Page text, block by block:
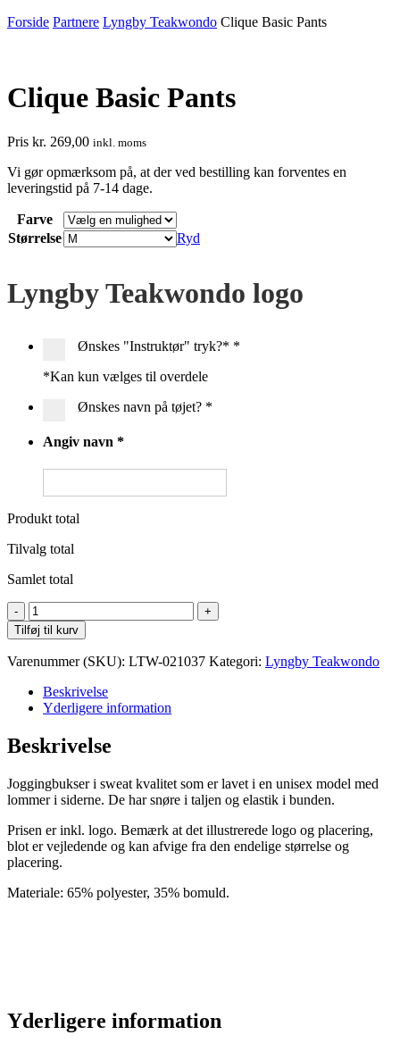
Forside Partnere Lyngby Teakwondo Clique Basic Pants
Clique Basic Pants
Pris kr. 269,00 inkl. moms
Vi gør opmærksom på, at der ved bestilling kan forventes en
leveringstid på 7-14 dage.
Farve
Størrelse
Ryd
Lyngby Teakwondo logo
Ønskes "Instruktør" tryk?* *
*Kan kun vælges til overdele
Ønskes navn på tøjet? *
Angiv navn *
Produkt total
Tilvalg total
Samlet total
Clique
Basic
Pants
antal
Tilføj til kurv
Varenummer (SKU): LTW-021037 Kategori: Lyngby Teakwondo
Beskrivelse
Yderligere information
Beskrivelse
Joggingbukser i sweat kvalitet som er lavet i en unisex model med
lommer i siderne. De har snøre i taljen og elastik i bunden.
Prisen er inkl. logo. Bemærk at det illustrerede logo og placering,
blot er vejledende og kan afvige fra den endelige størrelse og
placering.
Materiale: 65% polyester, 35% bomuld.
Yderligere information